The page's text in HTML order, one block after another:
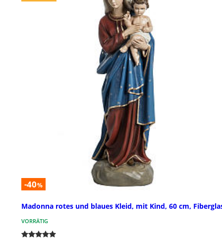
-40%
Madonna rotes und blaues Kleid, mit Kind, 60 cm,
VORRÄTIG